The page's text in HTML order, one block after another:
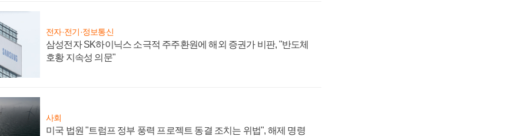
전자·전기·정보통신
삼성전자 SK하이닉스 소극적 주주환원에 해외 증권가 비판, "반도체
호황 지속성 의문"
사회
미국 법원 "트럼프 정부 풍력 프로젝트 동결 조치는 위법", 해제 명령